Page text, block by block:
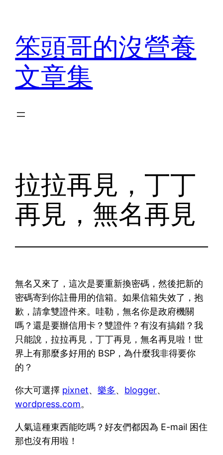
content
笨頭哥的沒營養
文章集
拉拉再見，丁丁
再見，無名再見
無名又來了，這次是要重新換密碼，然後把新的
密碼寄到你註冊用的信箱。如果信箱失效了，抱
歉，請拿雙證件來。哇勒，無名你是政府機關
嗎？還是要辦信用卡？雙證件？有沒有搞錯？我
只能說，拉拉再見，丁丁再見，無名再見啦！世
界上有那麼多好用的 BSP，為什麼我非得要你
的？
你大可選擇 pixnet、樂多、 blogger、
wordpress.com。
人氣這種東西能吃嗎？好友們都因為 E-mail 困住
那也沒有用啦！